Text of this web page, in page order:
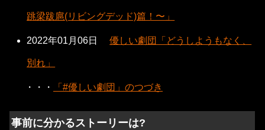
跳梁跋扈(リビングデッド)篇！〜」
2022年01月06日 優しい劇団「どうしようもなく、
別れ」
・・・ 「#優しい劇団」のつづき
事前に分かるストーリーは?